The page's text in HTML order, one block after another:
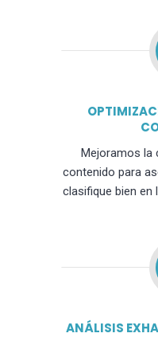
Mejoramos la
contenido para
clasifique bien en
ANÁLISIS